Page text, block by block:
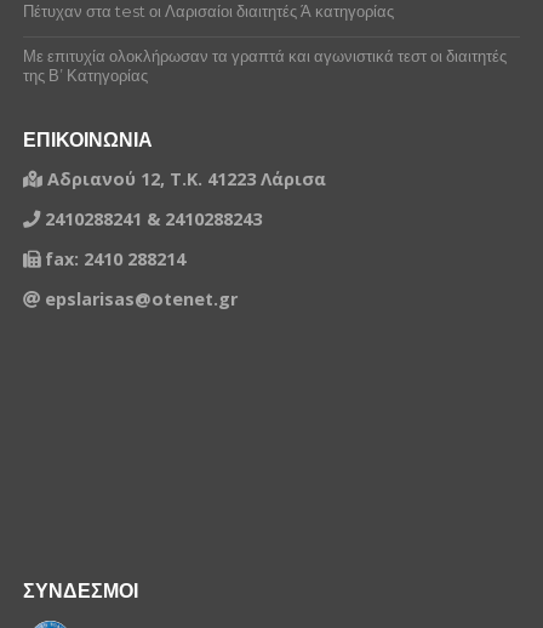
Πέτυχαν στα test οι Λαρισαίοι διαιτητές Ά κατηγορίας
Με επιτυχία ολοκλήρωσαν τα γραπτά και αγωνιστικά τεστ οι διαιτητές
της Β’ Κατηγορίας
ΕΠΙΚΟΙΝΩΝΙΑ
Αδριανού 12, Τ.Κ. 41223 Λάρισα
2410288241 & 2410288243
fax: 2410 288214
epslarisas@otenet.gr
ΣΥΝΔΕΣΜΟΙ